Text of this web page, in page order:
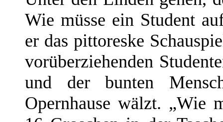
Wie müsse ein Student
er das pittoreske
vorüberziehenden
und der bunten
Opernhause wälzt. „Wie